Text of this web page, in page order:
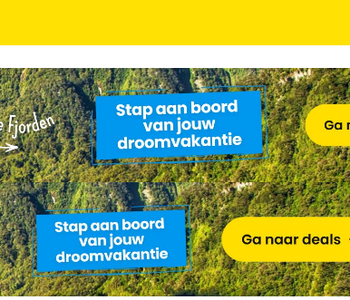
of all-inclusive & incl. vlucht